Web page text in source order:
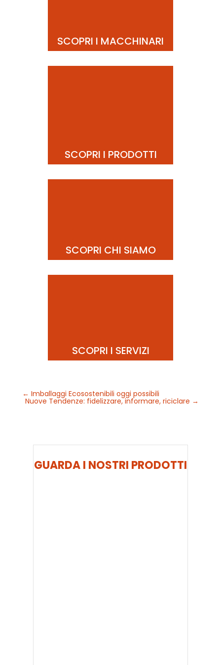
SCOPRI I MACCHINARI
SCOPRI I PRODOTTI
SCOPRI CHI SIAMO
SCOPRI I SERVIZI
← Imballaggi Ecosostenibili oggi possibili
Nuove Tendenze: fidelizzare, informare, riciclare →
GUARDA I NOSTRI PRODOTTI